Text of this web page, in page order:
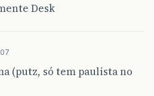
Desk
(putz, só tem paulista no